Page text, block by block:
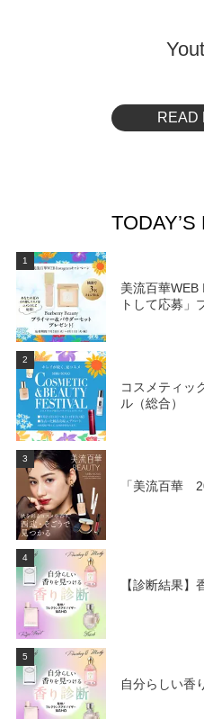
READ
1
美流百華WEB
トして応募」
2
コスメティッ
ル（総合）
3
「美流百華
4
【診断結果】
5
自分らしい香